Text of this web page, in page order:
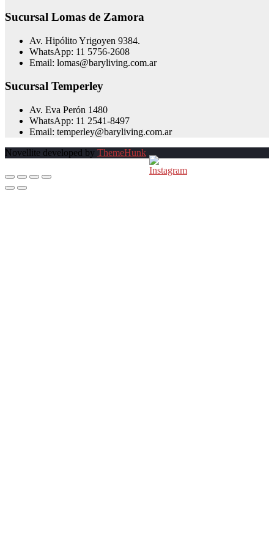
Sucursal Lomas de Zamora
Av. Hipólito Yrigoyen 9384.
WhatsApp: 11 5756-2608
Email: lomas@baryliving.com.ar
Sucursal Temperley
Av. Eva Perón 1480
WhatsApp: 11 2541-8497
Email: temperley@baryliving.com.ar
Novellite developed by ThemeHunk